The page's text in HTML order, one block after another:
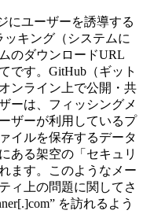
にユーザーを誘導する
キング（システムに
のダウンロードURL
です。GitHub（ギット
ンライン上で公開・共
ーは、フィッシングメ
ザーが利用しているプ
イルを保存するデータ
ある架空の「セキュリ
ます。このようなメー
ィ上の問題に関してさ
を訪れるよう